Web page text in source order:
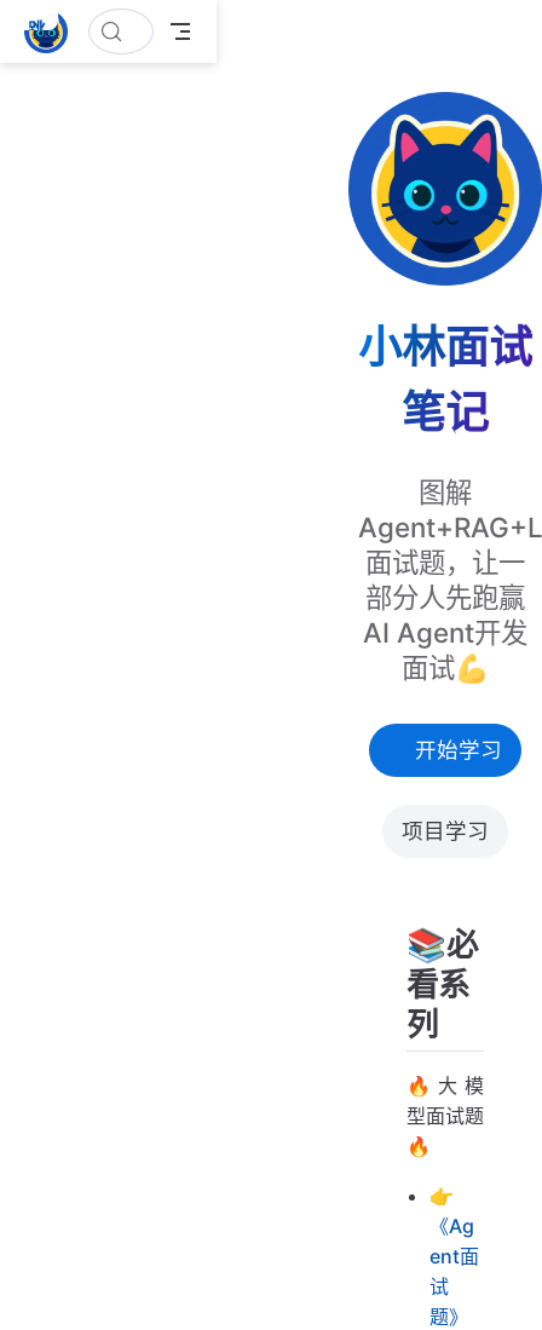
跳
至
小林面试
笔记
图解
面试题，让一
部分人先跑赢
AI Agent开发
面试💪
开始学习
项目学习
📚必
看系
列
🔥大模
型面试题
🔥
👉
《Ag
ent面
试
题》